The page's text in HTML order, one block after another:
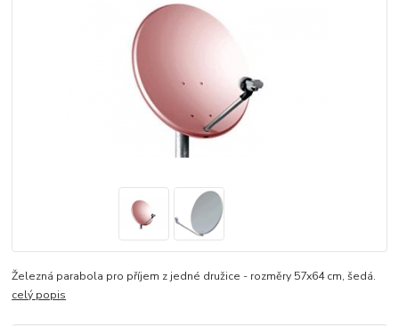
Železná parabola pro příjem z jedné družice - rozměry 57x64 cm, šedá.
celý popis